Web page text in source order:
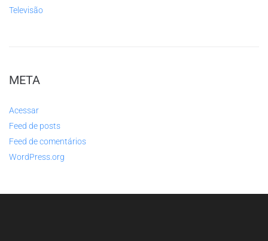
Televisão
META
Acessar
Feed de posts
Feed de comentários
WordPress.org